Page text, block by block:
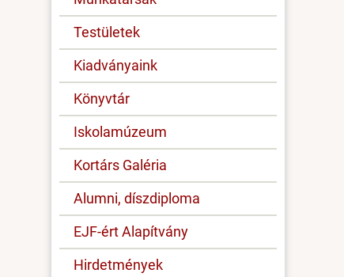
Testületek
Kiadványaink
Könyvtár
Iskolamúzeum
Kortárs Galéria
Alumni, díszdiploma
EJF-ért Alapítvány
Hirdetmények